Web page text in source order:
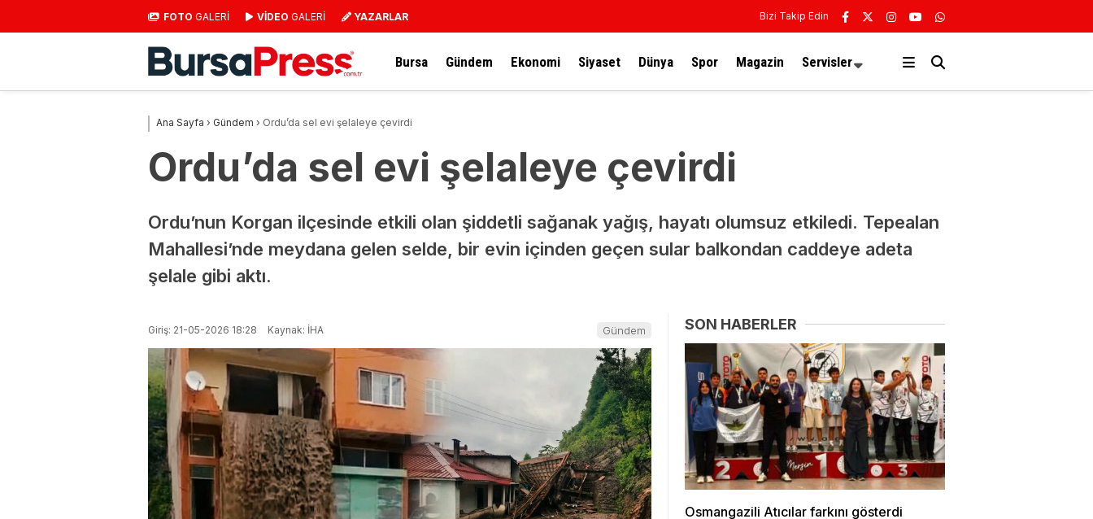
FOTO GALERİ VİDEO GALERİ YAZARLAR Bizi Takip Edin
Bursa Gündem Ekonomi Siyaset Dünya Spor Magazin Servisler
Ana Sayfa › Gündem › Ordu’da sel evi şelaleye çevirdi
Ordu’da sel evi şelaleye çevirdi
Ordu’nun Korgan ilçesinde etkili olan şiddetli sağanak yağış, hayatı olumsuz etkiledi. Tepealan
Mahallesi’nde meydana gelen selde, bir evin içinden geçen sular balkondan caddeye adeta
şelale gibi aktı.
Giriş: 21-05-2026 18:28 Kaynak: İHA Gündem SON HABERLER
Osmangazili Atıcılar farkını gösterdi